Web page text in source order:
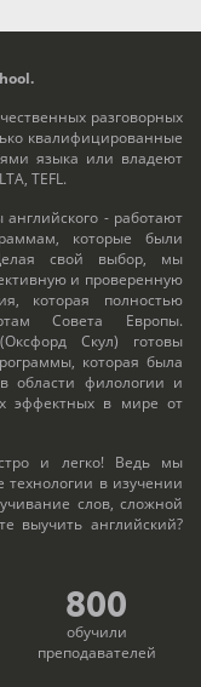
разговорных
квалифицированные
языка или владеют
TEFL.
- работают
которые были
свой выбор, мы
и проверенную
которая полностью
Совета Европы.
Скул) готовы
которая была
области филологии и
эффектных в мире от
и легко! Ведь мы
в изучении
слов, сложной
выучить английский?
800
обучили
преподавателей